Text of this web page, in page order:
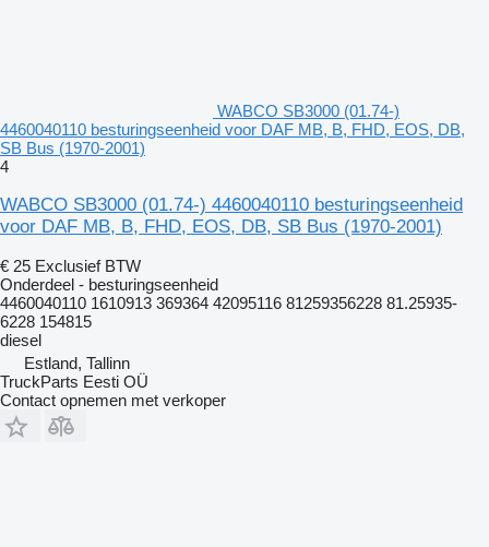
WABCO SB3000 (01.74-)
4460040110 besturingseenheid voor DAF MB, B, FHD, EOS, DB,
SB Bus (1970-2001)
4
WABCO SB3000 (01.74-) 4460040110 besturingseenheid
voor DAF MB, B, FHD, EOS, DB, SB Bus (1970-2001)
€ 25 Exclusief BTW
Onderdeel - besturingseenheid
4460040110 1610913 369364 42095116 81259356228 81.25935-
6228 154815
diesel
Estland, Tallinn
TruckParts Eesti OÜ
Contact opnemen met verkoper